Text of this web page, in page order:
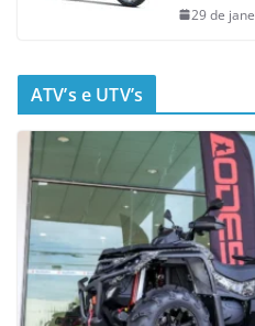
29 de
ATV’s e UTV’s